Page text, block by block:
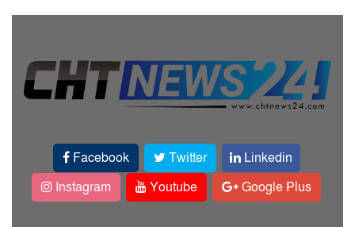
Facebook Twitter
Linkedin
Instagram
Youtube Google Plus